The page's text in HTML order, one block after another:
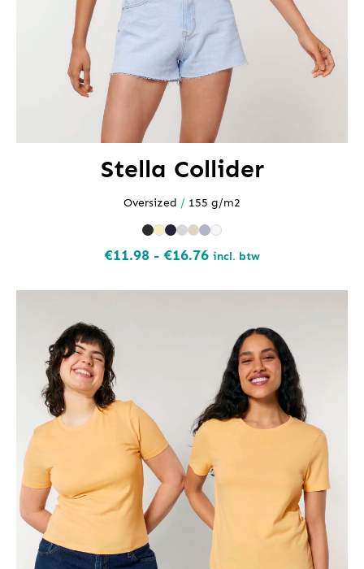
Stella Collider
Oversized / 155 g/m2
€11.98 - €16.76Prijsklasse:
incl. btw